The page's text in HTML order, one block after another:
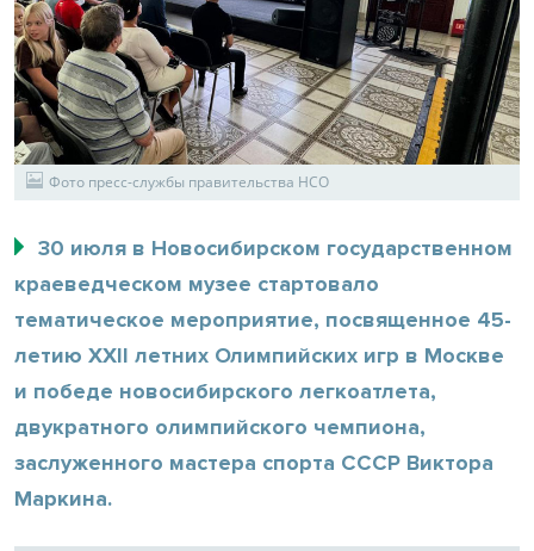
Фото пресс-службы правительства НСО
30 июля в Новосибирском государственном
краеведческом музее стартовало
тематическое мероприятие, посвященное 45-
летию XXII летних Олимпийских игр в Москве
и победе новосибирского легкоатлета,
двукратного олимпийского чемпиона,
заслуженного мастера спорта СССР Виктора
Маркина.